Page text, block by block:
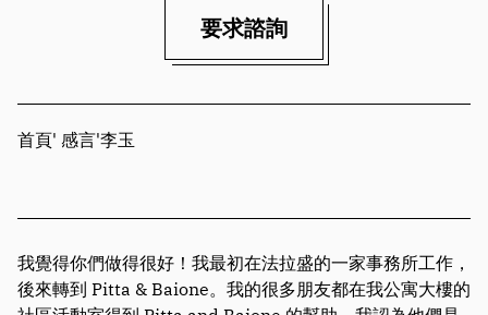
要求諮詢
首頁' 感言'李玉
我覺得你們做得很好！我最初在法拉盛的一家事務所工作，
後來轉到 Pitta & Baione。我的很多朋友都在我公寓大樓的